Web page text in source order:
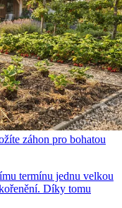
záhon pro bohatou
termínu jednu velkou
Díky tomu